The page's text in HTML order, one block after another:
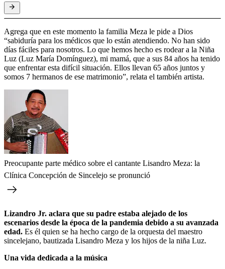
Agrega que en este momento la familia Meza le pide a Dios
“sabiduría para los médicos que lo están atendiendo. No han sido
días fáciles para nosotros. Lo que hemos hecho es rodear a la Niña
Luz (Luz María Domínguez), mi mamá, que a sus 84 años ha tenido
que enfrentar esta difícil situación. Ellos llevan 65 años juntos y
somos 7 hermanos de ese matrimonio”, relata el también artista.
Preocupante parte médico sobre el cantante Lisandro Meza: la
Clínica Concepción de Sincelejo se pronunció
Lizandro Jr. aclara que su padre estaba alejado de los
escenarios desde la época de la pandemia debido a su avanzada
edad. Es él quien se ha hecho cargo de la orquesta del maestro
sincelejano, bautizada Lisandro Meza y los hijos de la niña Luz.
Una vida dedicada a la música